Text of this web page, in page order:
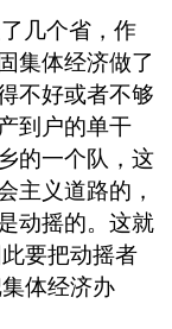
几个省，作
集体经济做了
不好或者不够
到户的单干
的一个队，这
主义道路的，
动摇的。这就
要把动摇者
体经济办